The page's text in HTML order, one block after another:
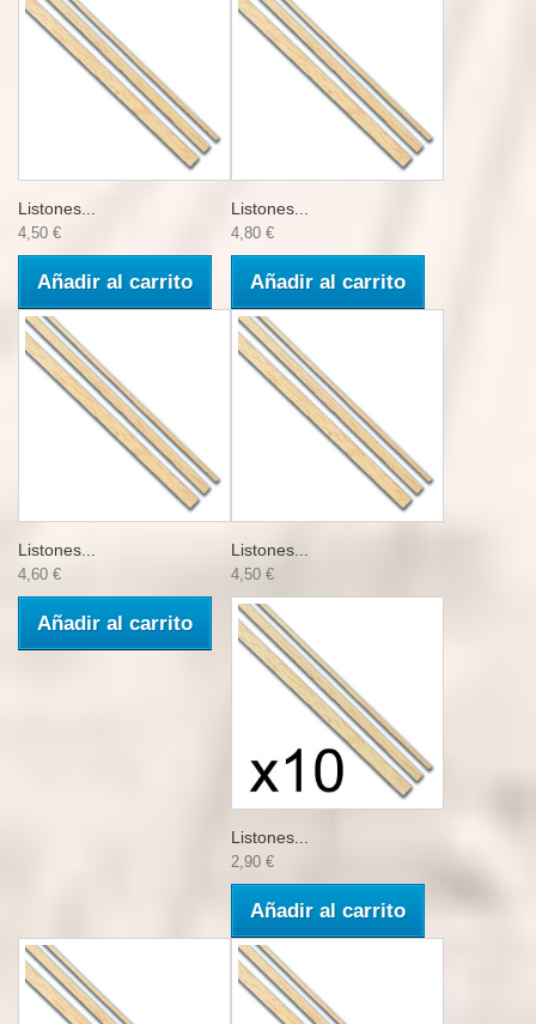
Listones...
4,50 €
Añadir al carrito
Listones...
4,80 €
Añadir al carrito
Listones...
4,60 €
Añadir al carrito
Listones...
4,50 €
Listones...
2,90 €
Añadir al carrito